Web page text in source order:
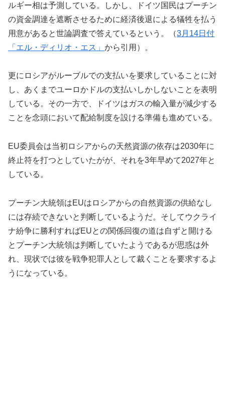
ルギー相は予測している。しかし、ドイツ国民はプーチン
の資金調達を遮断させるために経済後退による犠牲を払う
用意があると世論調査で答えているという。（3月14日付
「エル・ディリオ・エス」 から引用）。
更にロシアがルーブルでの支払いを要求していることに対
し、あくまでユーロかドルの支払いしかしないことを表明
している。その一方で、ドイツはガスの輸入量が減少する
ことを念頭において配給制度を設ける準備も進めている。
EU委員会は当初ロシアからの天然資源の依存は2030年に
終止符を打つとしていたがが、それを3年早めて2027年と
している。
プーチン大統領はEUはロシアからの自然資源の供給なし
には存続できないと判断しているようだ。そしてウクライ
ナ紛争に勝利すればEUとの関係回復の道は自ずと開ける
とプーチン大統領は判断していたようであるが思惑は外
れ、現状では彼を戦争犯罪人として裁くことを要求するよ
うになっている。